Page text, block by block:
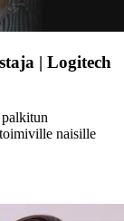
| Logitech
naisille